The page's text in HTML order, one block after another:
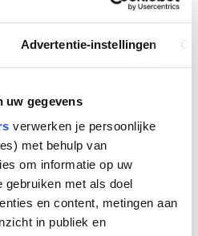
Advertentie-instellingen
uw gegevens
verwerken je persoonlijke
met behulp van
om informatie op uw
gebruiken met als doel
en content, metingen aan
in publiek en
E630H serie